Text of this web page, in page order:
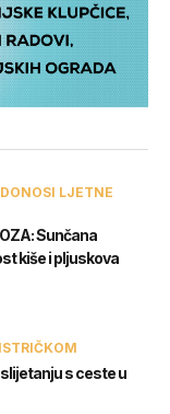
LJETNE
Sunčana
kiše i pljuskova
s ceste u